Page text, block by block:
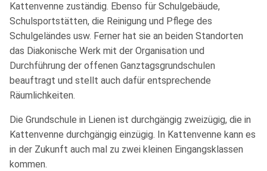
Kattenvenne zuständig. Ebenso für Schulgebäude,
Schulsportstätten, die Reinigung und Pflege des
Schulgeländes usw. Ferner hat sie an beiden Standorten
das Diakonische Werk mit der Organisation und
Durchführung der offenen Ganztagsgrundschulen
beauftragt und stellt auch dafür entsprechende
Räumlichkeiten.
Die Grundschule in Lienen ist durchgängig zweizügig, die in
Kattenvenne durchgängig einzügig. In Kattenvenne kann es
in der Zukunft auch mal zu zwei kleinen Eingangsklassen
kommen.